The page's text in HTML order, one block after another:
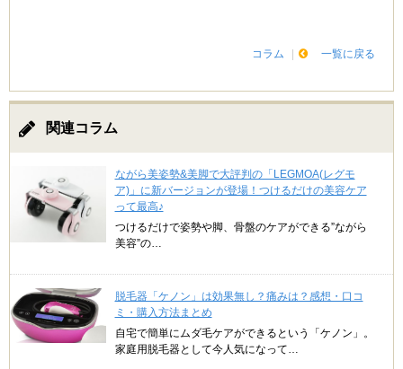
コラム 一覧に戻る
関連コラム
ながら美姿勢&美脚で大評判の「LEGMOA(レグモ
ア)」に新バージョンが登場！つけるだけの美容ケア
って最高♪
つけるだけで姿勢や脚、骨盤のケアができる”ながら
美容”の…
脱毛器「ケノン」は効果無し？痛みは？感想・口コ
ミ・購入方法まとめ
自宅で簡単にムダ毛ケアができるという「ケノン」。
家庭用脱毛器として今人気になって…